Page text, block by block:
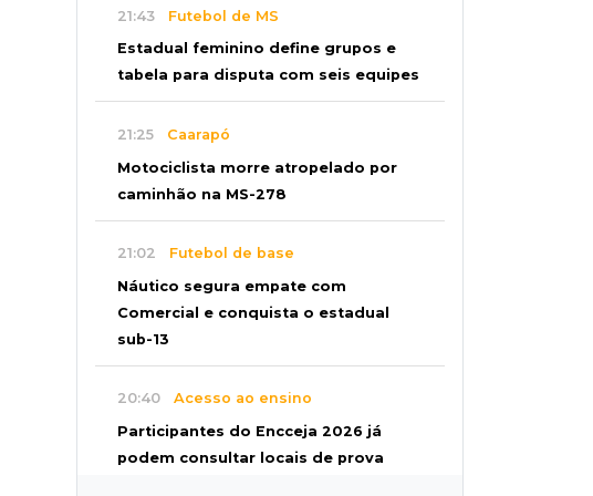
21:43 Futebol de MS
Estadual feminino define grupos e
tabela para disputa com seis equipes
21:25 Caarapó
Motociclista morre atropelado por
caminhão na MS-278
21:02 Futebol de base
Náutico segura empate com
Comercial e conquista o estadual
sub-13
20:40 Acesso ao ensino
Participantes do Encceja 2026 já
podem consultar locais de prova